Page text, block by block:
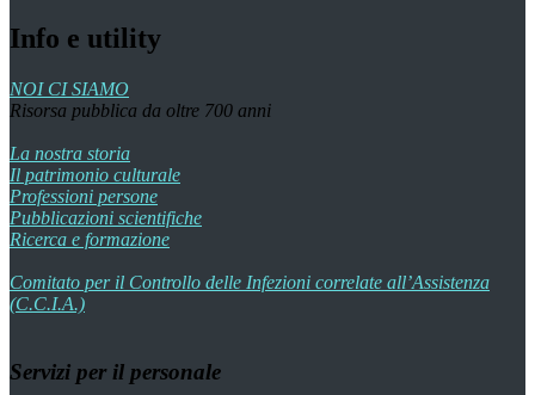
Info e utility
NOI CI SIAMO
Risorsa pubblica da oltre 700 anni
La nostra storia
Il patrimonio culturale
Professioni persone
Pubblicazioni scientifiche
Ricerca e formazione
Comitato per il Controllo delle Infezioni correlate all’Assistenza
(C.C.I.A.)
Servizi per il personale